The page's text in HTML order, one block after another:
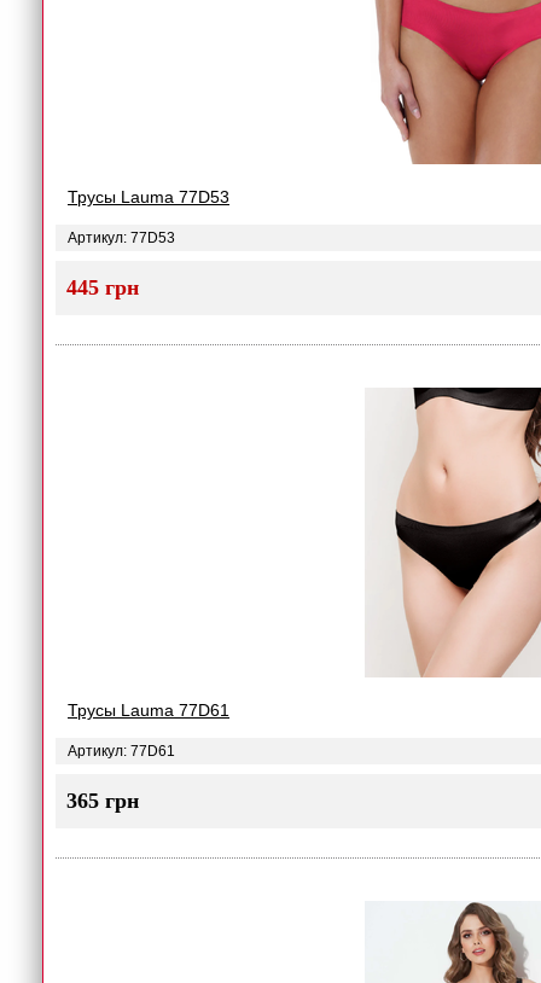
Трусы Lauma 77D53
Артикул: 77D53
445 грн
Трусы Lauma 77D61
Артикул: 77D61
365 грн